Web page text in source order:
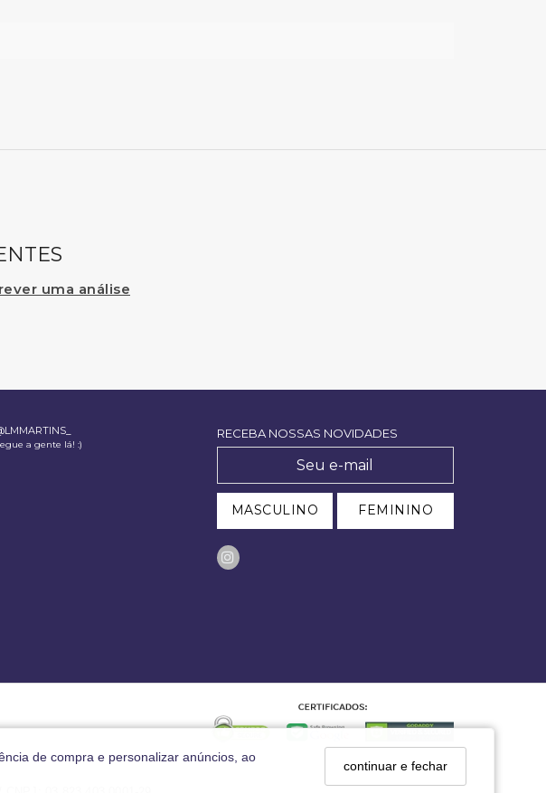
de compra e personalizar anúncios, ao
continuar e fechar
uma análise
a gente lá! :)
RECEBA NOSSAS NOVIDADES
MASCULINO FEMININO